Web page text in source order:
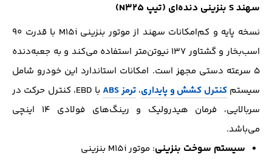
سهند S بنزینی دنده‌ای (تیپ N325)
نسخه پایه و کم‌امکانات سهند از موتور بنزینی M15i با قدرت ۹۰
اسب‌بخار و گشتاور ۱۳۷ نیوتن‌متر استفاده می‌کند و به جعبه‌دنده
۵ سرعته دستی مجهز است. امکانات استاندارد این خودرو شامل
سیستمکنترل کشش و پایداری،ترمز ABS
با EBD، کنترل حرکت در
سربالایی، فرمان هیدرولیک و رینگ‌های فولادی ۱۴ اینچی
می‌باشد.
سیستم سوخت بنزینی: موتور M15i بنزینی